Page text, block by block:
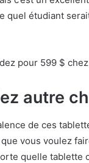
quel étudiant
pour 599 $
autre
de ces
vous voulez
quelle tablette